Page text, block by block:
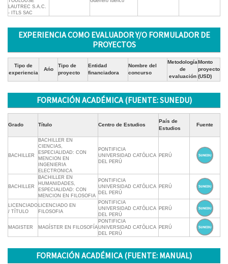
LAUTREC S.A.C.
- ITLS SAC
EXPERIENCIA COMO EVALUADOR Y/O FORMULADOR DE
PROYECTOS
Tipo de
experiencia
Ańo
Tipo de
proyecto
Entidad
financiadora
Nombre del
concurso
Metodología
de
evaluación
Monto
proyecto
(USD)
FORMACIÓN ACADÉMICA (FUENTE: SUNEDU)
Grado Título Centro de Estudios
País de
Estudios
Fuente
BACHILLER
BACHILLER EN
CIENCIAS,
ESPECIALIDAD: CON
MENCION EN
INGENIERIA
ELECTRONICA
PONTIFICIA
UNIVERSIDAD CATÓLICA
DEL PERÚ
PERÚ
BACHILLER
BACHILLER EN
HUMANIDADES,
ESPECIALIDAD: CON
MENCION EN FILOSOFIA
PONTIFICIA
UNIVERSIDAD CATÓLICA
DEL PERÚ
PERÚ
LICENCIADO
/ TÍTULO
LICENCIADO EN
FILOSOFIA
PONTIFICIA
UNIVERSIDAD CATÓLICA
DEL PERÚ
PERÚ
MAGISTER MAGÍSTER EN FILOSOFÍA
PONTIFICIA
UNIVERSIDAD CATÓLICA
DEL PERÚ
PERÚ
FORMACIÓN ACADÉMICA (FUENTE: MANUAL)